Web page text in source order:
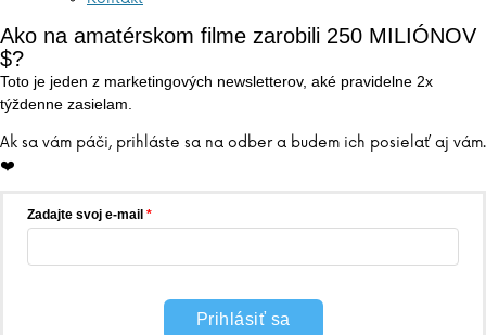
Ako na amatérskom filme zarobili 250 MILIÓNOV
$?
Toto je jeden z marketingových newsletterov, aké pravidelne 2x
týždenne zasielam.
Ak sa vám páči, prihláste sa na odber a budem ich posielať aj vám.
❤️
Zadajte svoj e-mail
Prihlásiť sa